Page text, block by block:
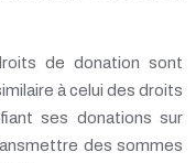
de donation sont
à celui des droits
ses donations sur
des sommes